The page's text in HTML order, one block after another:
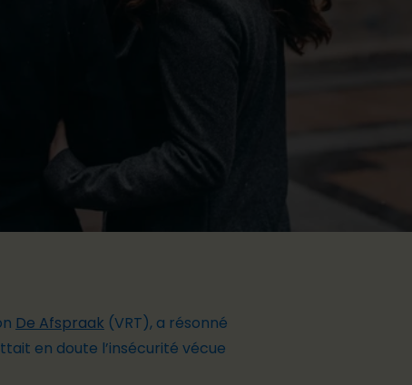
De Afspraak (VRT), a résonné
en doute l’insécurité vécue